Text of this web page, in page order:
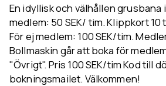
En idyllisk och välhållen grusbana
medlem: 50 SEK/ tim. Klippkort 10
För ej medlem: 100 SEK/tim.
Bollmaskin går att boka för
"Övrigt". Pris 100 SEK/tim Kod till
bokningsmailet. Välkommen!